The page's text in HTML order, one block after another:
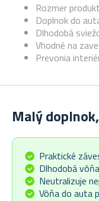
Rozmer
Doplnok do
Dlhodobá
Vhodné na
Prevonia
Malý
Praktické
Dlhodobá vôňa
Neutralizuje
Vôňa do auta